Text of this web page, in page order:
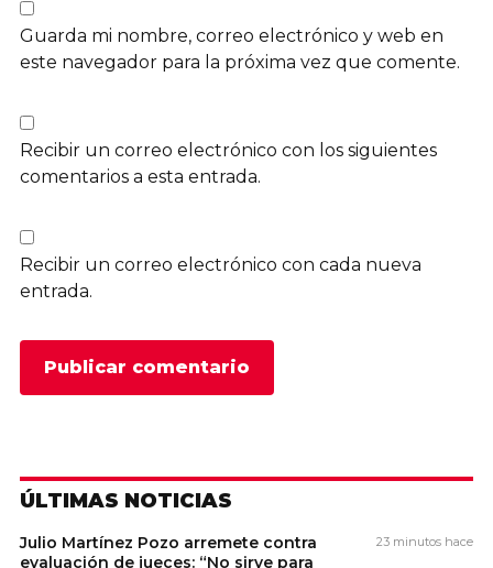
Guarda mi nombre, correo electrónico y web en
este navegador para la próxima vez que comente.
Recibir un correo electrónico con los siguientes
comentarios a esta entrada.
Recibir un correo electrónico con cada nueva
entrada.
ÚLTIMAS NOTICIAS
Julio Martínez Pozo arremete contra
evaluación de jueces: “No sirve para
23 minutos hace